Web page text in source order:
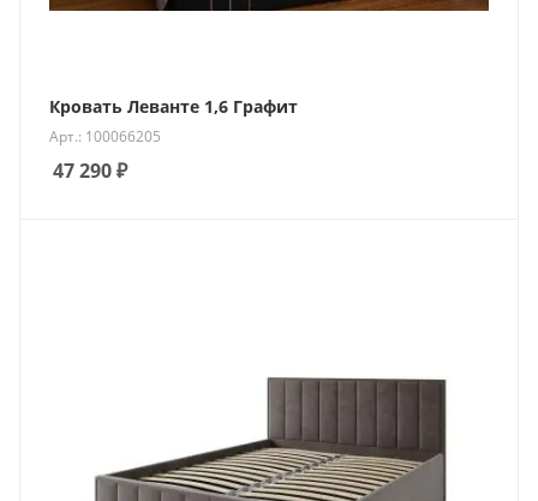
Кровать Леванте 1,6 Графит
Арт.: 100066205
47 290₽